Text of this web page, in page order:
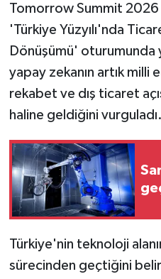
Tomorrow Summit 2026
'Türkiye Yüzyılı'nda
Dönüşümü' oturumunda
yapay zekanın artık milli
rekabet ve dış ticaret
haline geldiğini vurguladı.
Türkiye'nin teknoloji
sürecinden geçtiğini